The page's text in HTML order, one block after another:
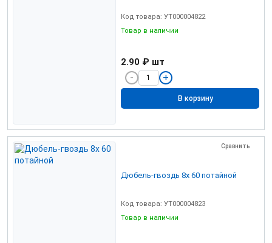
Код товара: УТ000004822
Товар в наличии
2.90 ₽ шт
В корзину
Сравнить
Дюбель-гвоздь 8х 60 потайной
Код товара: УТ000004823
Товар в наличии